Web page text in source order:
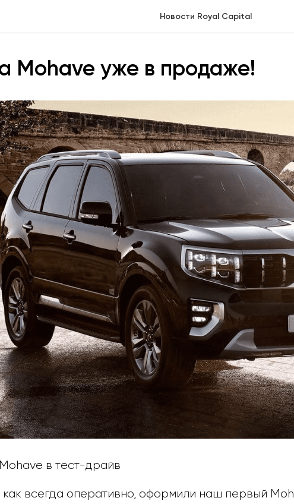
Новости Royal Capital
Mohave уже в продаже!
в тест-драйв
всегда оперативно, оформили наш первый